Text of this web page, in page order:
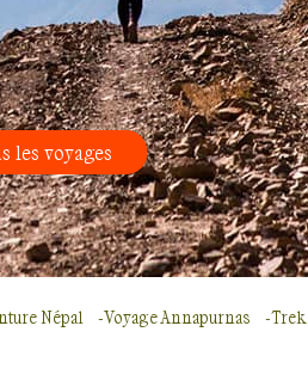
les voyages
Népal Voyage Annapurnas Trek